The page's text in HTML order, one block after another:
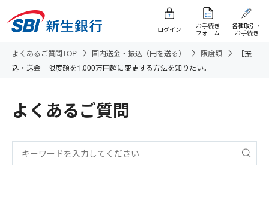
ログイン
お手続き
フォーム
各種取引・
お手続き
よくあるご質問TOP 国内送金・振込（円を送る） 限度額
［振
込・送金］限度額を1,000万円超に変更する方法を知りたい。
よくあるご質問